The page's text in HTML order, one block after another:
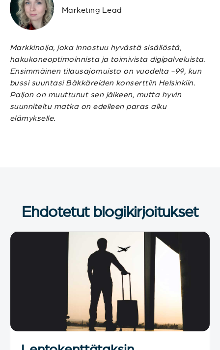
Marketing Lead
Markkinoija, joka innostuu hyvästä sisällöstä,
hakukoneoptimoinnista ja toimivista digipalveluista.
Ensimmäinen tilausajomuisto on vuodelta -99, kun
bussi suuntasi Bäkkäreiden konserttiin Helsinkiin.
Paljon on muuttunut sen jälkeen, mutta hyvin
suunniteltu matka on edelleen paras alku
elämykselle.
Ehdotetut blogikirjoitukset